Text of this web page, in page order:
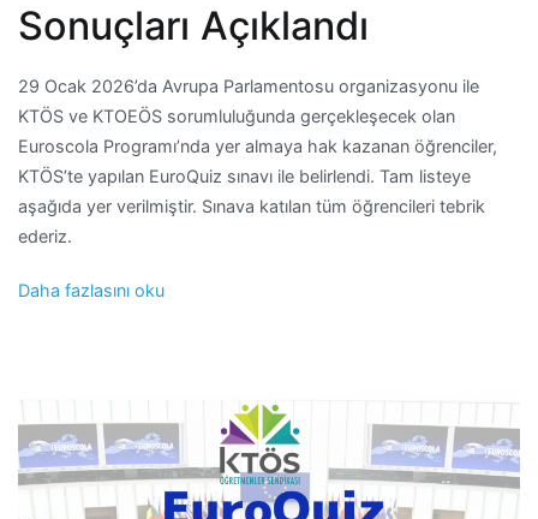
Sonuçları Açıklandı
29 Ocak 2026’da Avrupa Parlamentosu organizasyonu ile
KTÖS ve KTOEÖS sorumluluğunda gerçekleşecek olan
Euroscola Programı’nda yer almaya hak kazanan öğrenciler,
KTÖS’te yapılan EuroQuiz sınavı ile belirlendi. Tam listeye
aşağıda yer verilmiştir. Sınava katılan tüm öğrencileri tebrik
ederiz.
Daha fazlasını oku